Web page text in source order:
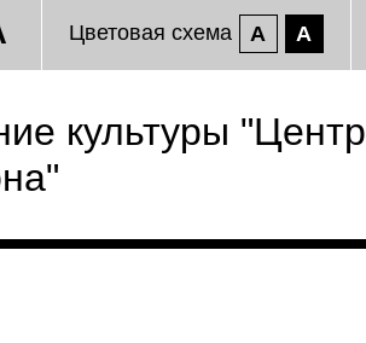
Цветовая схема A A
культуры "Центр